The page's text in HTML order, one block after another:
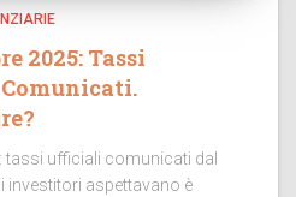
2025: Tassi
tassi ufficiali comunicati dal
investitori aspettavano è